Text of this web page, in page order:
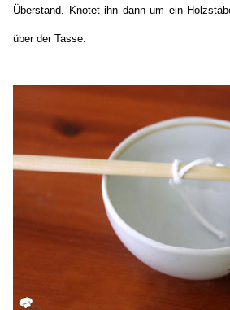
Überstand. Knotet ihn dann um ein
über der Tasse.